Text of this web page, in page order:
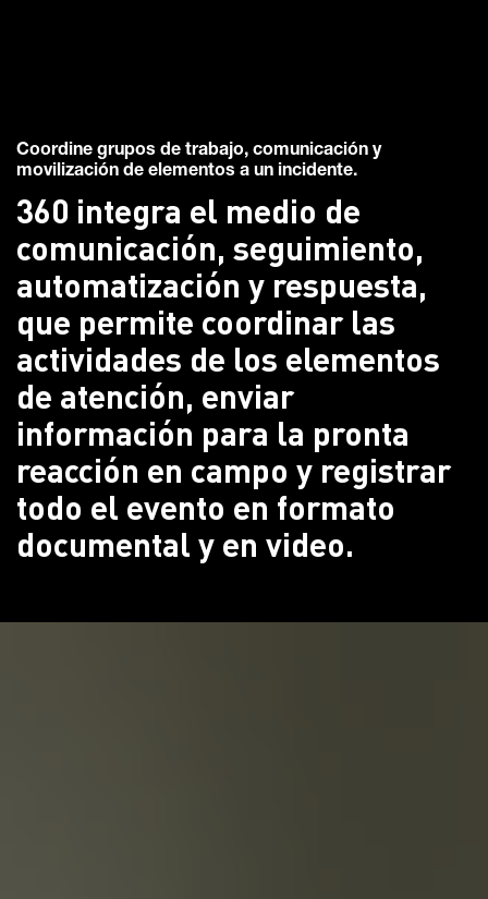
Coordine grupos de trabajo, comunicación y
movilización de elementos a un incidente.
360 integra el medio de
comunicación, seguimiento,
automatización y respuesta,
que permite coordinar las
actividades de los elementos
de atención, enviar
información para la pronta
reacción en campo y registrar
todo el evento en formato
documental y en video.